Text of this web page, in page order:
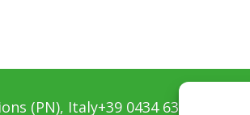
(PN), Italy+39 0434 639411